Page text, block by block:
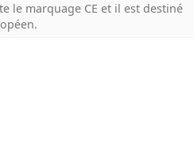
le marquage CE et il est destiné